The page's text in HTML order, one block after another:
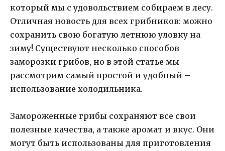
который мы с удовольствием собираем в лесу.
Отличная новость для всех грибников: можно
сохранить свою богатую летнюю уловку на
зиму! Существуют несколько способов
заморозки грибов, но в этой статье мы
рассмотрим самый простой и удобный –
использование холодильника.
Замороженные грибы сохраняют все свои
полезные качества, а также аромат и вкус. Они
могут быть использованы для приготовления